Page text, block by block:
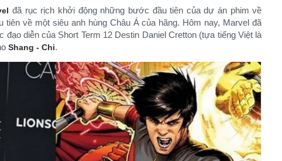
đã rục rịch khởi động những bước đầu tiên của dự án phim về
tiên về một siêu anh hùng Châu Á của hãng. Hôm nay, Marvel đã
diễn của Short Term 12 Destin Daniel Cretton (tựa tiếng Việt là
Shang - Chi.​